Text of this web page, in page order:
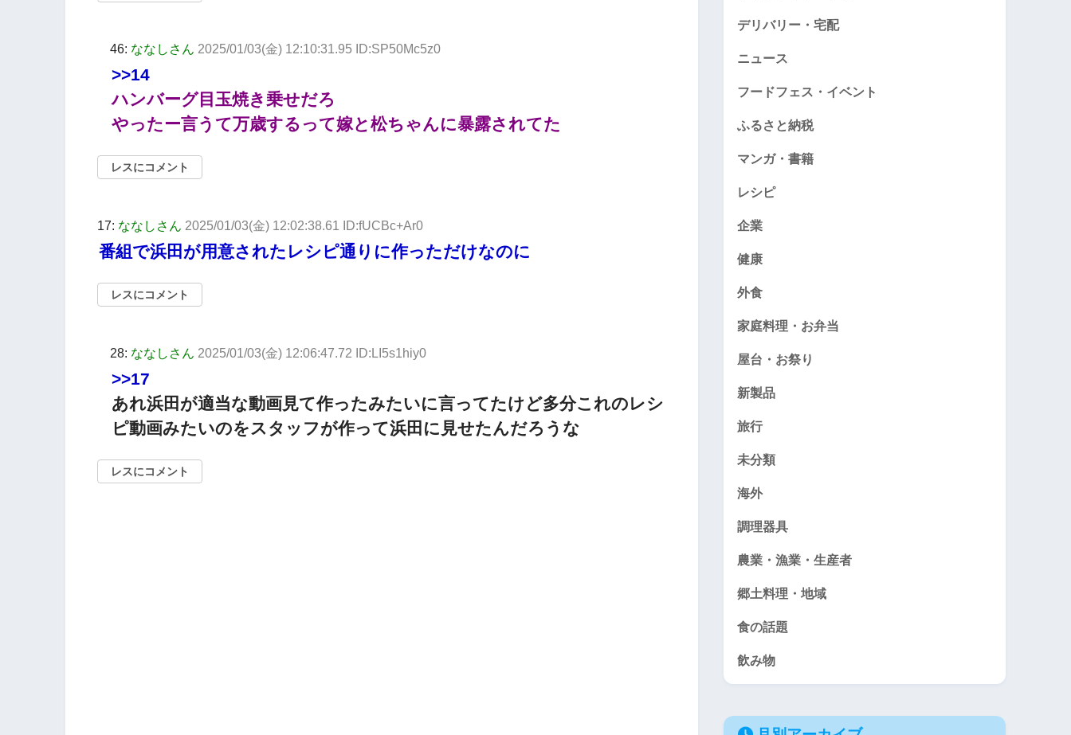
46: ななしさん 2025/01/03(金) 12:10:31.95 ID:SP50Mc5z0
>>14
ハンバーグ目玉焼き乗せだろ
やったー言うて万歳するって嫁と松ちゃんに暴露されてた
レスにコメント
17: ななしさん 2025/01/03(金) 12:02:38.61 ID:fUCBc+Ar0
番組で浜田が用意されたレシピ通りに作っただけなのに
レスにコメント
28: ななしさん 2025/01/03(金) 12:06:47.72 ID:LI5s1hiy0
>>17
あれ浜田が適当な動画見て作ったみたいに言ってたけど多分これのレシ
ピ動画みたいのをスタッフが作って浜田に見せたんだろうな
レスにコメント
デリバリー・宅配
ニュース
フードフェス・イベント
ふるさと納税
マンガ・書籍
レシピ
企業
健康
外食
家庭料理・お弁当
屋台・お祭り
新製品
旅行
未分類
海外
調理器具
農業・漁業・生産者
郷土料理・地域
食の話題
飲み物